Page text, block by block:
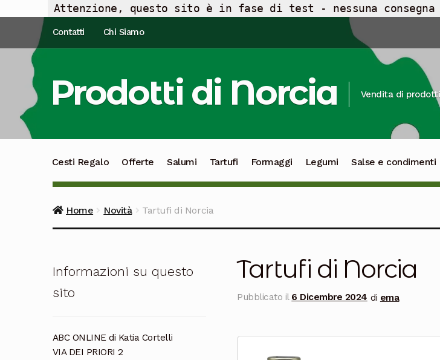
Attenzione, questo sito è in fase di test - nessuna
Contatti Chi Siamo
Prodotti di Norcia Vendita di
Cesti Regalo Offerte Salumi Tartufi Formaggi Legumi Salse e condimenti
Home Novità Tartufi di Norcia
Tartufi di Norcia
Pubblicato il 6 Dicembre 2024 di ema
Informazioni su questo
sito
ABC ONLINE di Katia Cortelli
VIA DEI PRIORI 2